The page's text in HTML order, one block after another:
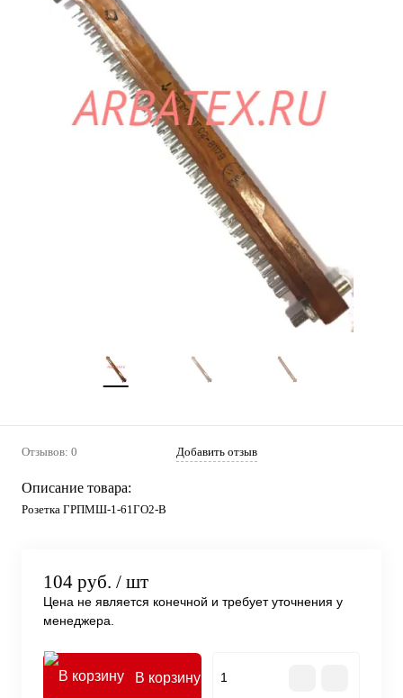
Отзывов: 0 Добавить отзыв
Описание товара:
Розетка ГРПМШ-1-61ГО2-В
104 руб. / шт
Цена не является конечной и требует уточнения у
менеджера.
В корзину